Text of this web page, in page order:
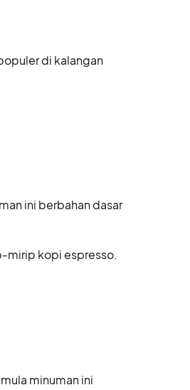
di kalangan
ini berbahan dasar
mirip kopi espresso.
minuman ini